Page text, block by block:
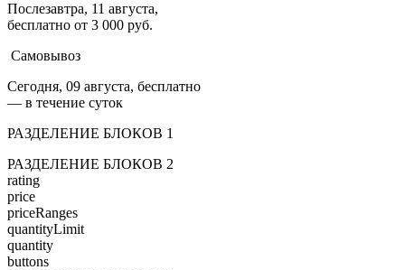
Послезавтра, 11 августа,
бесплатно от 3 000 руб.
Самовывоз
Сегодня, 09 августа, бесплатно
— в течение суток
РАЗДЕЛЕНИЕ БЛОКОВ 1
РАЗДЕЛЕНИЕ БЛОКОВ 2
rating
price
priceRanges
quantityLimit
quantity
buttons